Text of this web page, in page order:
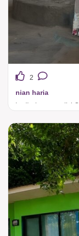
2
nian haria
hadir dengan edisi